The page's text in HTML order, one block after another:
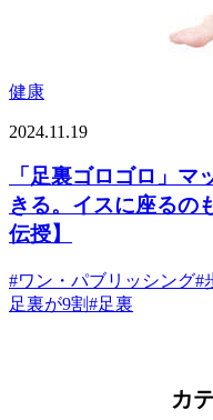
健康
2024.11.19
「足裏ゴロゴロ」
きる。イスに座るの
伝授】
#ワン・パブリッシング#
足裏が9割#足裏
カ